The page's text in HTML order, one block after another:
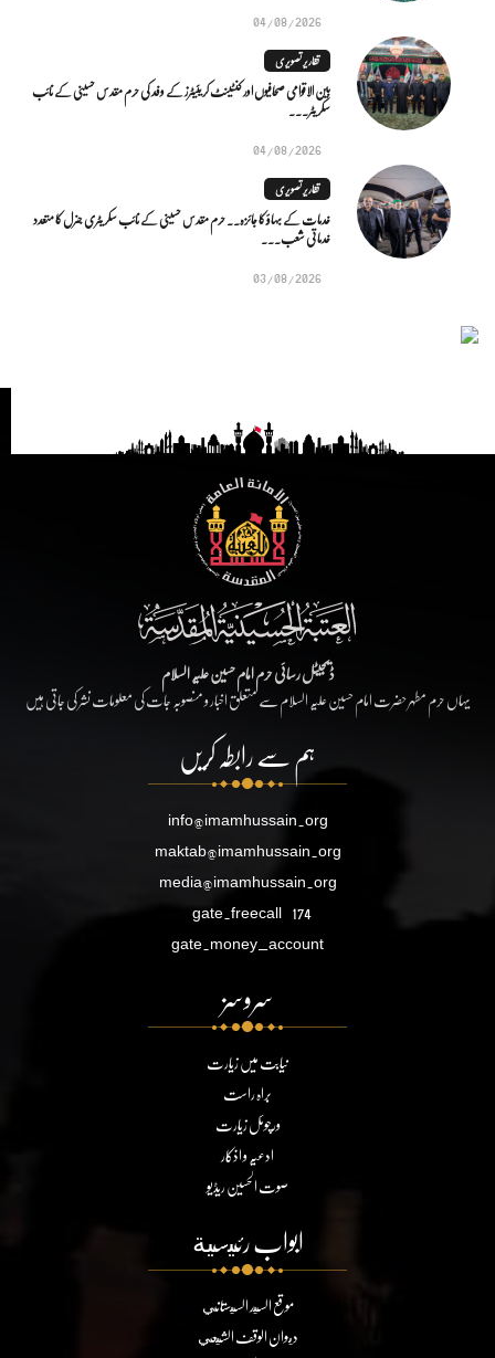
04/08/2026
تقاریر تصویری
بین الاقوامی صحافیوں اور کنٹینٹ کریئیٹرز کے وفد کی حرم مقدس حسینی کے نائب
سکریٹر...
04/08/2026
تقاریر تصویری
خدمات کے بہاؤ کا جائزہ.. حرم مقدس حسینی کے نائب سکریٹری جنرل کا متعدد
خدماتی شعب...
03/08/2026
ڈیجیٹل رسائی حرم امام حسین علیہ السلام
یہاں حرم مطہر حضرت امام حسین علیہ السلام سے متعلق اخبار و منصوبہ جات کی معلومات نشر کی جاتی ہیں
ہم سے رابطہ کریں
info@imamhussain.org
maktab@imamhussain.org
media@imamhussain.org
gate.freecall 174
gate.money_account
سروسز
نیابت میں زیارت
براہ راست
ورچوئل زیارت
ادعیہ و اذکار
صوت الحسین ریڈیو
ابواب رئيسية
موقع السيد السيستاني
ديوان الوقف الشيعي